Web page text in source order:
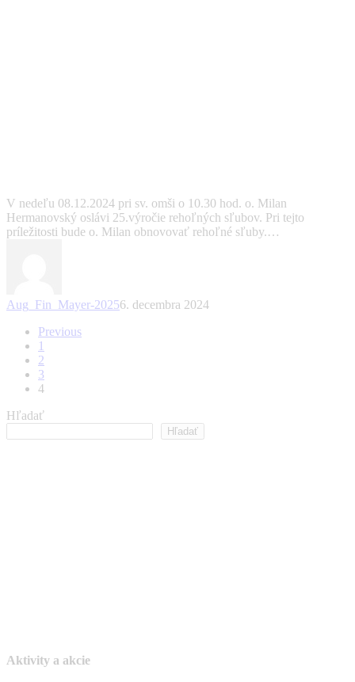
V nedeľu 08.12.2024 pri sv. omši o 10.30 hod. o. Milan
Hermanovský oslávi 25.výročie rehoľných sľubov. Pri tejto
príležitosti bude o. Milan obnovovať rehoľné sľuby.…
Aug_Fin_Mayer-20256. decembra 2024
Previous
1
2
3
4
Hľadať
Hľadať
Aktivity a akcie